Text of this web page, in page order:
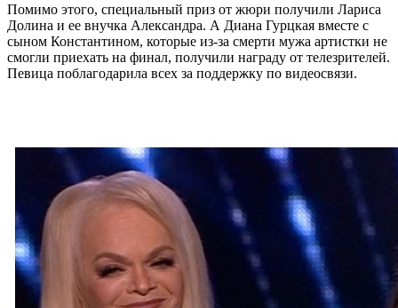
Помимо этого, специальный приз от жюри получили Лариса
Долина и ее внучка Александра. А Диана Гурцкая вместе с
сыном Константином, которые из-за смерти мужа артистки не
смогли приехать на финал, получили награду от телезрителей.
Певица поблагодарила всех за поддержку по видеосвязи.